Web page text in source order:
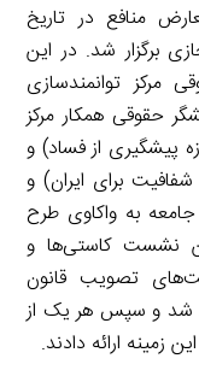
منافع در تاریخ
به‌صورت مجازی برگزار شد. در این
توانمندسازی
حقوقی همکار مرکز
پیشگیری از فساد) و
برای ایران) و
به واکاوی طرح
نشست کاستی‌ها و
تصویب قانون
شد و سپس هر یک از
زمینه ارائه دادند.